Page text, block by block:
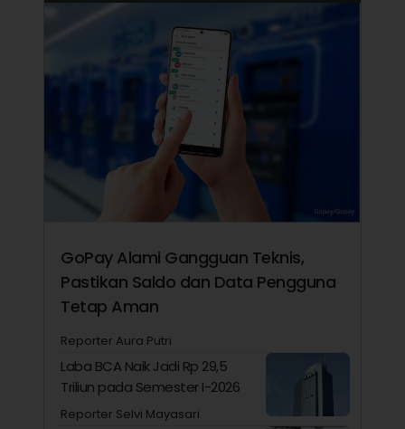
GoPay Alami Gangguan Teknis,
Pastikan Saldo dan Data Pengguna
Tetap Aman
Reporter Aura Putri
Laba BCA Naik Jadi Rp 29,5
Triliun pada Semester I-2026
Reporter Selvi Mayasari